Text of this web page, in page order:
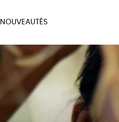
ÉPICERIE
LIVRES
NOUVEAUTÉS